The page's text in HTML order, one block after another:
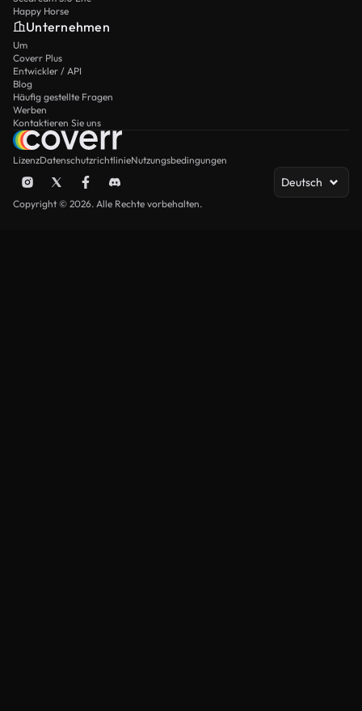
Happy Horse
Unternehmen
Um
Coverr Plus
Entwickler / API
Blog
Häufig gestellte Fragen
Werben
Kontaktieren Sie uns
LizenzDatenschutzrichtlinieNutzungsbedingungen
Deutsch
Copyright © 2026. Alle Rechte vorbehalten.